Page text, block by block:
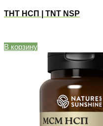
ТНТ НСП | TNT NSP
В корзину